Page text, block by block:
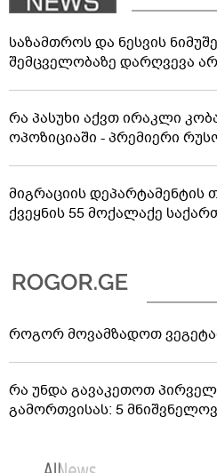
საზამთროს და ნესვის
შემცველობაზე დარღვევა
რა პასუხი აქვთ ირაკლი
ოპოზიციაში - პრემიერი
მიგრაციის დეპარტამენტის
ქვეყნის 55 მოქალაქე
როგორ მოვამზადოთ
რა უნდა გავაკეთოთ პირველ
გამორთვისას: 5